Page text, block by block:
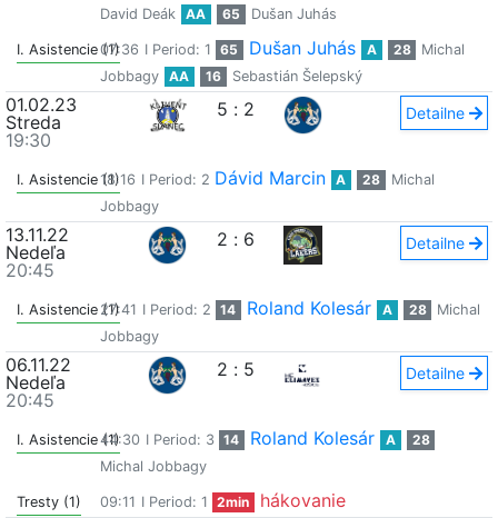
David Deák
AA 65 Dušan Juhás
I. Asistencie (1)07:36 I Period: 1 65 Dušan Juhás A 28
Michal
Jobbagy
AA 16 Sebastián Šelepský
01.02.23
Streda
19:30
5 : 2 Detailne
I. Asistencie (1)18:16 I Period: 2 Dávid Marcin A 28
Michal
Jobbagy
13.11.22
Nedeľa
20:45
2 : 6 Detailne
I. Asistencie (1)27:41 I Period: 2 14 Roland Kolesár A 28
Michal
Jobbagy
06.11.22
Nedeľa
20:45
2 : 5 Detailne
I. Asistencie (1)44:30 I Period: 3 14 Roland Kolesár A
28
Michal Jobbagy
Tresty (1) 09:11 I Period: 1 2min
hákovanie